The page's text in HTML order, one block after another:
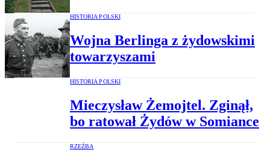
HISTORIA POLSKI
Wojna Berlinga z żydowskimi
towarzyszami
HISTORIA POLSKI
Mieczysław Żemojtel. Zginął,
bo ratował Żydów w Somiance
RZEŹBA